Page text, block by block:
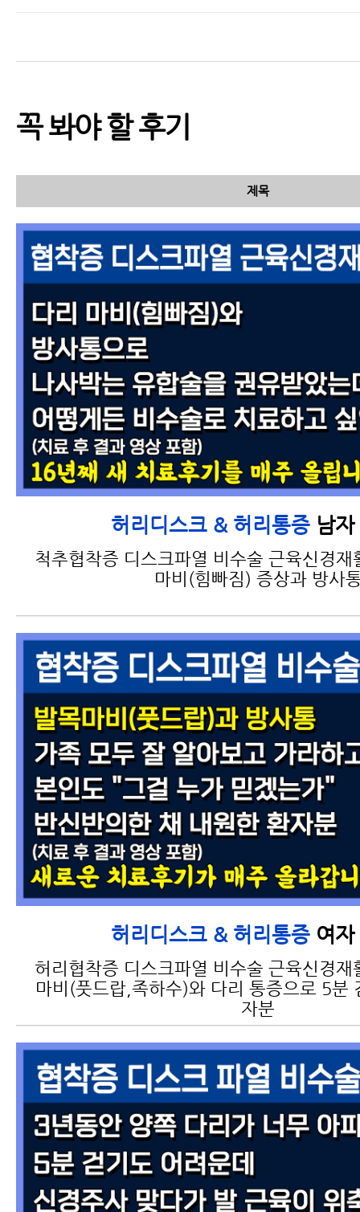
꼭 봐야 할 후기
제목
허리디스크 & 허리통증 남
척추협착증 디스크파열 비수술 근육신경
마비(힘빠짐) 증상과 방사
허리디스크 & 허리통증 여
허리협착증 디스크파열 비수술 근육신경
마비(풋드랍,족하수)와 다리 통증으로 5분
자분